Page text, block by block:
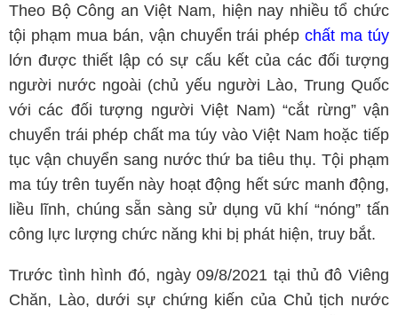
Theo Bộ Công an Việt Nam, hiện nay nhiều tổ chức
tội phạm mua bán, vận chuyển trái phépchất ma túy
lớn được thiết lập có sự cấu kết của các đối tượng
người nước ngoài (chủ yếu người Lào, Trung Quốc
với các đối tượng người Việt Nam) “cắt rừng” vận
chuyển trái phép chất ma túy vào Việt Nam hoặc tiếp
tục vận chuyển sang nước thứ ba tiêu thụ. Tội phạm
ma túy trên tuyến này hoạt động hết sức manh động,
liều lĩnh, chúng sẵn sàng sử dụng vũ khí “nóng” tấn
công lực lượng chức năng khi bị phát hiện, truy bắt.
Trước tình hình đó, ngày 09/8/2021 tại thủ đô Viêng
Chăn, Lào, dưới sự chứng kiến của Chủ tịch nước